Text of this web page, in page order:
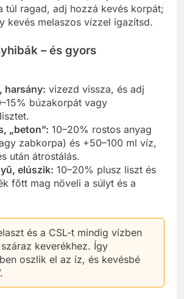
túl ragad, adj hozzá kevés korpát;
kevés melaszos vízzel igazítsd.
– és gyors
harsány: vizezd vissza, és adj
búzakorpát vagy
„beton”: 10–20% rostos anyag
zabkorpa) és +50–100 ml víz,
után átrostálás.
elúszik: 10–20% plusz liszt és
főtt mag növeli a súlyt és a
és a CSL-t mindig vízben
keverékhez. Így
oszlik el az íz, és kevésbé